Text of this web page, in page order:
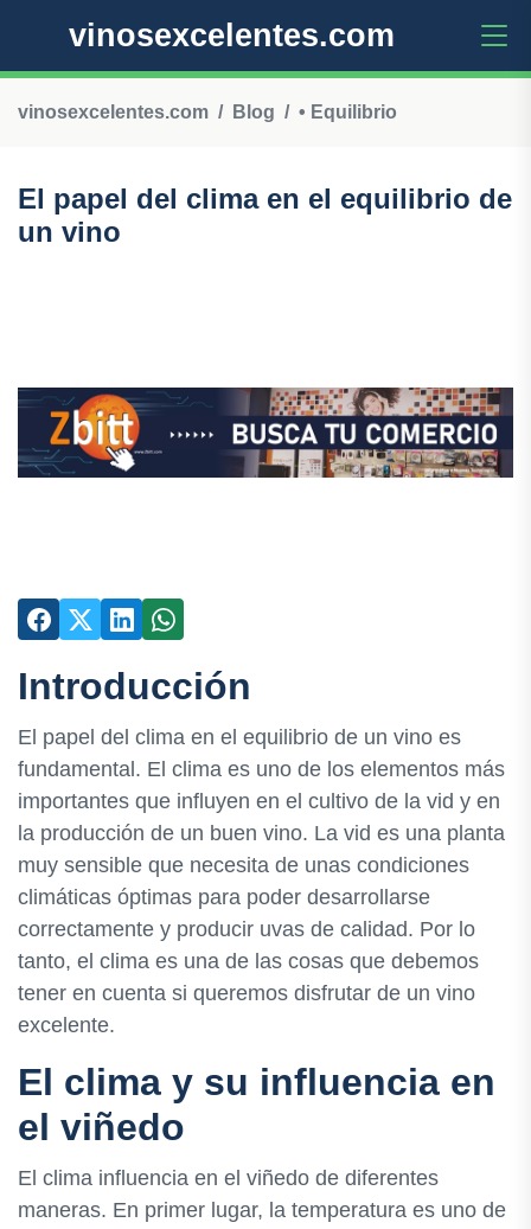
vinosexcelentes.com
vinosexcelentes.com Blog • Equilibrio
El papel del clima en el equilibrio de
un vino
Introducción
El papel del clima en el equilibrio de un vino es
fundamental. El clima es uno de los elementos más
importantes que influyen en el cultivo de la vid y en
la producción de un buen vino. La vid es una planta
muy sensible que necesita de unas condiciones
climáticas óptimas para poder desarrollarse
correctamente y producir uvas de calidad. Por lo
tanto, el clima es una de las cosas que debemos
tener en cuenta si queremos disfrutar de un vino
excelente.
El clima y su influencia en
el viñedo
El clima influencia en el viñedo de diferentes
maneras. En primer lugar, la temperatura es uno de